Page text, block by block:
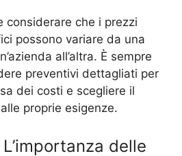
considerare che i prezzi
possono variare da una
all’altra. È sempre
preventivi dettagliati per
dei costi e scegliere il
proprie esigenze.
delle